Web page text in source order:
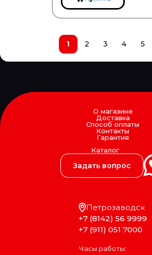
1 2 3 4 5
О магазине
Доставка
Способ оплаты
Контакты
Гарантия
Каталог
Петрозаводск
+7 (8142) 56 9999
+7 (911) 051 7000
Часы работы:
Задать вопрос